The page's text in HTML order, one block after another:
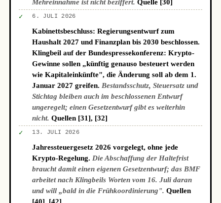
Mehreinnahme ist nicht beziffert. Quelle [30]
✓ 6. JULI 2026
Kabinettsbeschluss: Regierungsentwurf zum
Haushalt 2027 und Finanzplan bis 2030 beschlossen.
Klingbeil auf der Bundespressekonferenz: Krypto-
Gewinne sollen „künftig genauso besteuert werden
wie Kapitaleinkünfte", die Änderung soll ab dem 1.
Januar 2027 greifen. Bestandsschutz, Steuersatz und
Stichtag bleiben auch im beschlossenen Entwurf
ungeregelt; einen Gesetzentwurf gibt es weiterhin
nicht. Quellen [31], [32]
✓ 13. JULI 2026
Jahressteuergesetz 2026 vorgelegt, ohne jede
Krypto-Regelung. Die Abschaffung der Haltefrist
braucht damit einen eigenen Gesetzentwurf; das BMF
arbeitet nach Klingbeils Worten vom 16. Juli daran
und will „bald in die Frühkoordinierung". Quellen